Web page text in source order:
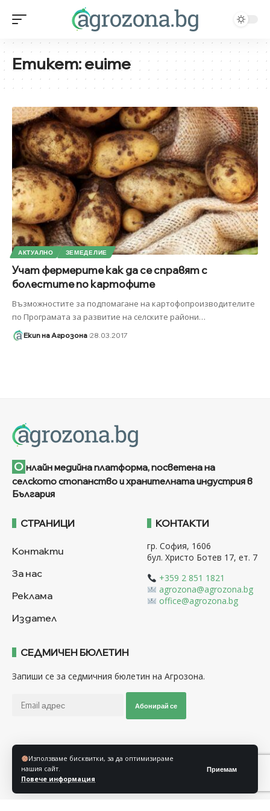
Използваме бисквитки, за да оптимизираме
нашия сайт.
Повече информация
Приемам
Етикет:euime
АКТУАЛНО ЗЕМЕДЕЛИЕ
Учат фермерите как да се справят с
болестите по картофите
Възможностите за подпомагане на картофопроизводителите
по Програмата за развитие на селските райони…
Екип на Агрозона 28.03.2017
О нлайн медийна платформа, посветена на
селското стопанство и хранителната индустрия в
България
СТРАНИЦИ
Контакти
За нас
Реклама
Издател
КОНТАКТИ
гр. София, 1606
бул. Христо Ботев 17, ет. 7
+359 2 851 1821
agrozona@agrozona.bg
office@agrozona.bg
СЕДМИЧЕН БЮЛЕТИН
Запиши се за седмичния бюлетин на Агрозона.
Абонирай се
Последвайте ни